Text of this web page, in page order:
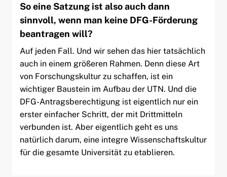
So eine Satzung ist also auch dann
sinnvoll, wenn man keine DFG-Förderung
beantragen will?
Auf jeden Fall. Und wir sehen das hier tatsächlich
auch in einem größeren Rahmen. Denn diese Art
von Forschungskultur zu schaffen, ist ein
wichtiger Baustein im Aufbau der UTN. Und die
DFG-Antragsberechtigung ist eigentlich nur ein
erster einfacher Schritt, der mit Drittmitteln
verbunden ist. Aber eigentlich geht es uns
natürlich darum, eine integre Wissenschaftskultur
für die gesamte Universität zu etablieren.